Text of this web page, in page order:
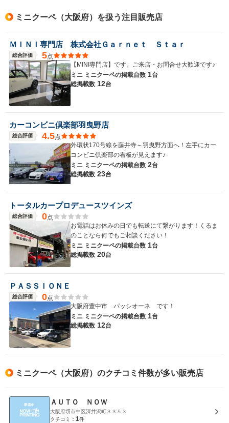
ミニクーペ（大阪府）を扱う注目販売店
ＭＩＮＩ専門店 株式会社Ｇａｒｎｅｔ Ｓｔａｒ
総合評価 5点
【MINI専門店】です。ご来店・お問合せ大歓迎です♪
ミニ ミニクーペの掲載台数 1台
総掲載数 12台
カーコンビニ倶楽部羽曳野店
総合評価 4.5点
外環状170号線を藤井寺～羽曳野方面へ！左手にカー
コンビニ倶楽部の看板が見えます♪
ミニ ミニクーペの掲載台数 2台
総掲載数 23台
トータルカープロデュースツインズ
総合評価 0点
お電話はお休みの日でも転送にて繋がります！くるま
のことなら何でもご相談ください！
ミニ ミニクーペの掲載台数 1台
総掲載数 20台
ＰＡＳＳＩＯＮＥ
総合評価 0点
大阪府豊中市 パッシオーネ です！
ミニ ミニクーペの掲載台数 1台
総掲載数 12台
ミニクーペ（大阪府）のクチコミ件数が多い販売店
ＡＵＴＯ ＮＯＷ
大阪府堺市中区深井沢町３３５３
クチコミ： 1件